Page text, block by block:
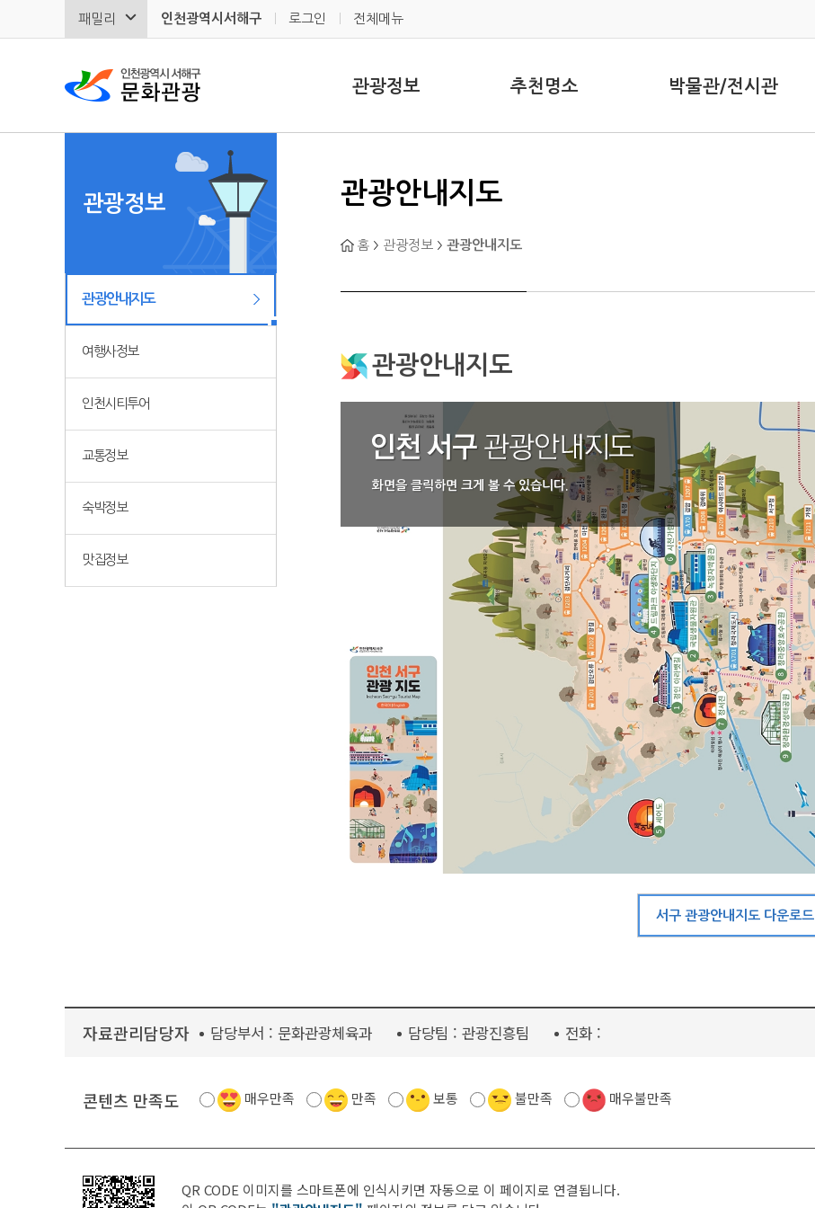
패밀리 인천광역시서해구 로그인 전체메뉴
관광정보 추천명소 박물관/전시관
관광정보
관광안내지도
여행사정보
인천시티투어
교통정보
숙박정보
맛집정보
관광안내지도
홈 관광정보 관광안내지도
관광안내지도
화면을 클릭하면 크게 볼 수 있습니다.
서구 관광안내지도 다운로드
자료관리담당자 담당부서 : 문화관광체육과 담당팀 : 관광진흥팀 전화 :
콘텐츠 만족도 매우만족 만족 보통 불만족 매우불만족
QR CODE 이미지를 스마트폰에 인식시키면 자동으로 이 페이지로 연결됩니다.